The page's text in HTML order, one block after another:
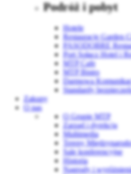
Podróż i pobyt
Hotele
Restauracje Garden
PASODOBRE
Port Sołacz Hotel i
MTP Cafe
MTP Bistro
Darmowa
Standardy
Zakupy
O nas
O Grupie MTP
Zarząd i dyrekcja
Multimedia
Tereny
Sale konferencyjne
Historia
Nagrody i